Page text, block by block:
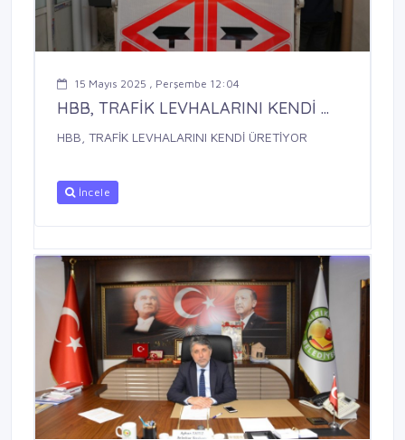
15 Mayıs 2025 , Perşembe 12:04
HBB, TRAFİK LEVHALARINI KENDİ ...
HBB, TRAFİK LEVHALARINI KENDİ ÜRETİYOR
İncele